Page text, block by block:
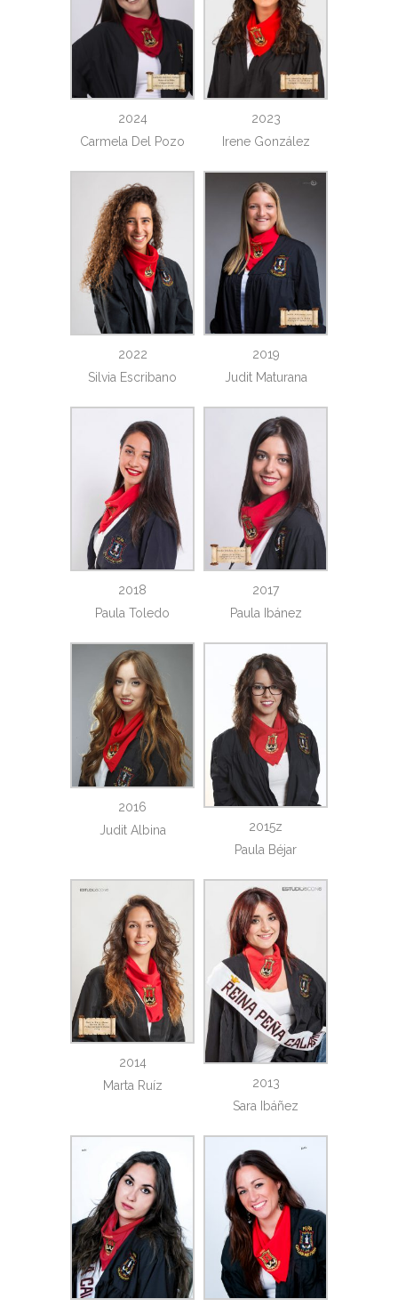
2024
Carmela Del Pozo
2023
Irene González
2022
Silvia Escribano
2019
Judit Maturana
2018
Paula Toledo
2017
Paula Ibánez
2016
Judit Albina
2015z
Paula Béjar
2014
Marta Ruíz
2013
Sara Ibáñez